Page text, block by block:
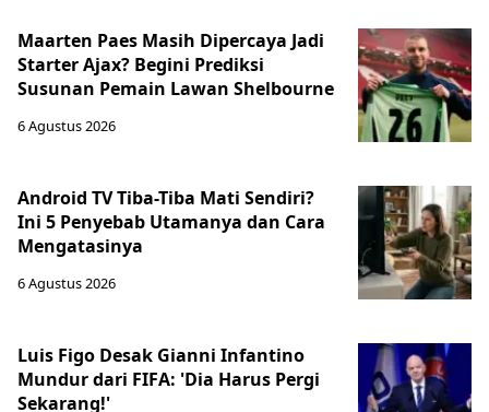
Maarten Paes Masih Dipercaya Jadi
Starter Ajax? Begini Prediksi
Susunan Pemain Lawan Shelbourne
6 Agustus 2026
Android TV Tiba-Tiba Mati Sendiri?
Ini 5 Penyebab Utamanya dan Cara
Mengatasinya
6 Agustus 2026
Luis Figo Desak Gianni Infantino
Mundur dari FIFA: 'Dia Harus Pergi
Sekarang!'